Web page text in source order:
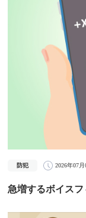
防犯 2026年07月
急増するボイス